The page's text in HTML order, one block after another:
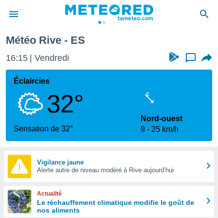
de
Météo Rive - ES
16:15 Vendredi ...
Éclaircies
32°
Sensation de 32°
Nord-ouest
9
25 km/h
Vigilance jaune
Alerte autre de niveau modéré à Rive aujourd’hui
Actualité
Le réchauffement climatique modifie le goût de
nos aliments